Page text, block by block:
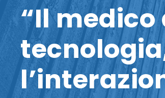
“Il